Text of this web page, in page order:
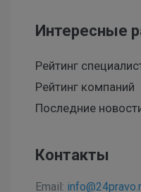
Интересные
Рейтинг
Рейтинг компаний
Последние
Контакты
Email: